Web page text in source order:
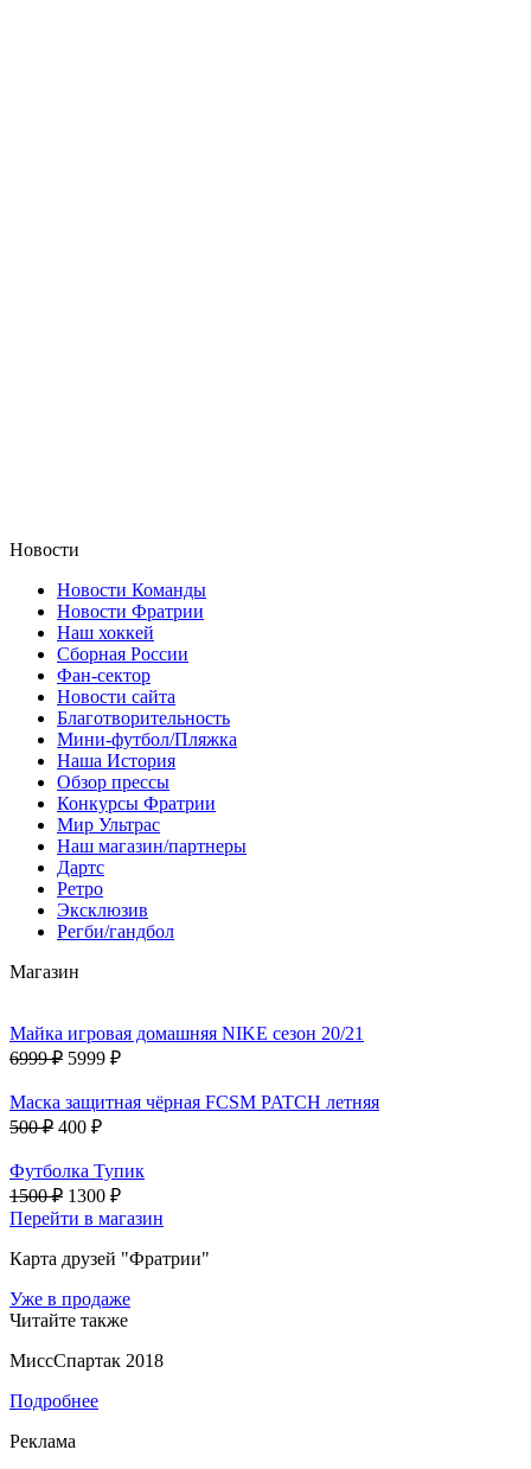
Новости
Новости Команды
Новости Фратрии
Наш хоккей
Сборная России
Фан-cектор
Новости сайта
Благотворительность
Мини-футбол/Пляжка
Наша История
Обзор прессы
Конкурсы Фратрии
Мир Ультрас
Наш магазин/партнеры
Дартс
Ретро
Эксклюзив
Регби/гандбол
Магазин
Майка игровая домашняя NIKE сезон 20/21
6999 ₽ 5999 ₽
Маска защитная чёрная FCSM PATCH летняя
500 ₽ 400 ₽
Футболка Тупик
1500 ₽ 1300 ₽
Перейти в магазин
Карта друзей "Фратрии"
Уже в продаже
Читайте также
МиссСпартак 2018
Подробнее
Реклама